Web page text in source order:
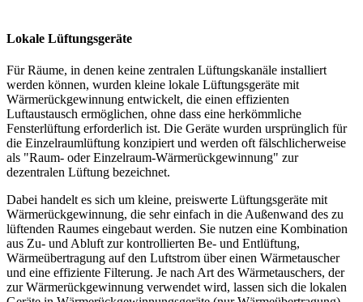
Lokale Lüftungsgeräte
Für Räume, in denen keine zentralen Lüftungskanäle installiert
werden können, wurden kleine lokale Lüftungsgeräte mit
Wärmerückgewinnung entwickelt, die einen effizienten
Luftaustausch ermöglichen, ohne dass eine herkömmliche
Fensterlüftung erforderlich ist. Die Geräte wurden ursprünglich für
die Einzelraumlüftung konzipiert und werden oft fälschlicherweise
als "Raum- oder Einzelraum-Wärmerückgewinnung" zur
dezentralen Lüftung bezeichnet.
Dabei handelt es sich um kleine, preiswerte Lüftungsgeräte mit
Wärmerückgewinnung, die sehr einfach in die Außenwand des zu
lüftenden Raumes eingebaut werden. Sie nutzen eine Kombination
aus Zu- und Abluft zur kontrollierten Be- und Entlüftung,
Wärmeübertragung auf den Luftstrom über einen Wärmetauscher
und eine effiziente Filterung. Je nach Art des Wärmetauschers, der
zur Wärmerückgewinnung verwendet wird, lassen sich die lokalen